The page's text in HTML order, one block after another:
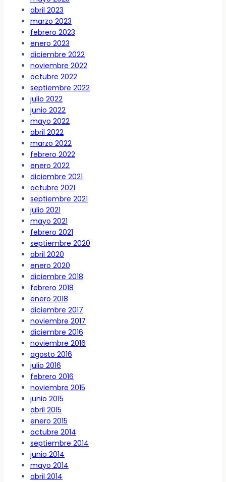
abril 2023
marzo 2023
febrero 2023
enero 2023
diciembre 2022
noviembre 2022
octubre 2022
septiembre 2022
julio 2022
junio 2022
mayo 2022
abril 2022
marzo 2022
febrero 2022
enero 2022
diciembre 2021
octubre 2021
septiembre 2021
julio 2021
mayo 2021
febrero 2021
septiembre 2020
abril 2020
enero 2020
diciembre 2018
febrero 2018
enero 2018
diciembre 2017
noviembre 2017
diciembre 2016
noviembre 2016
agosto 2016
julio 2016
febrero 2016
noviembre 2015
junio 2015
abril 2015
enero 2015
octubre 2014
septiembre 2014
junio 2014
mayo 2014
abril 2014